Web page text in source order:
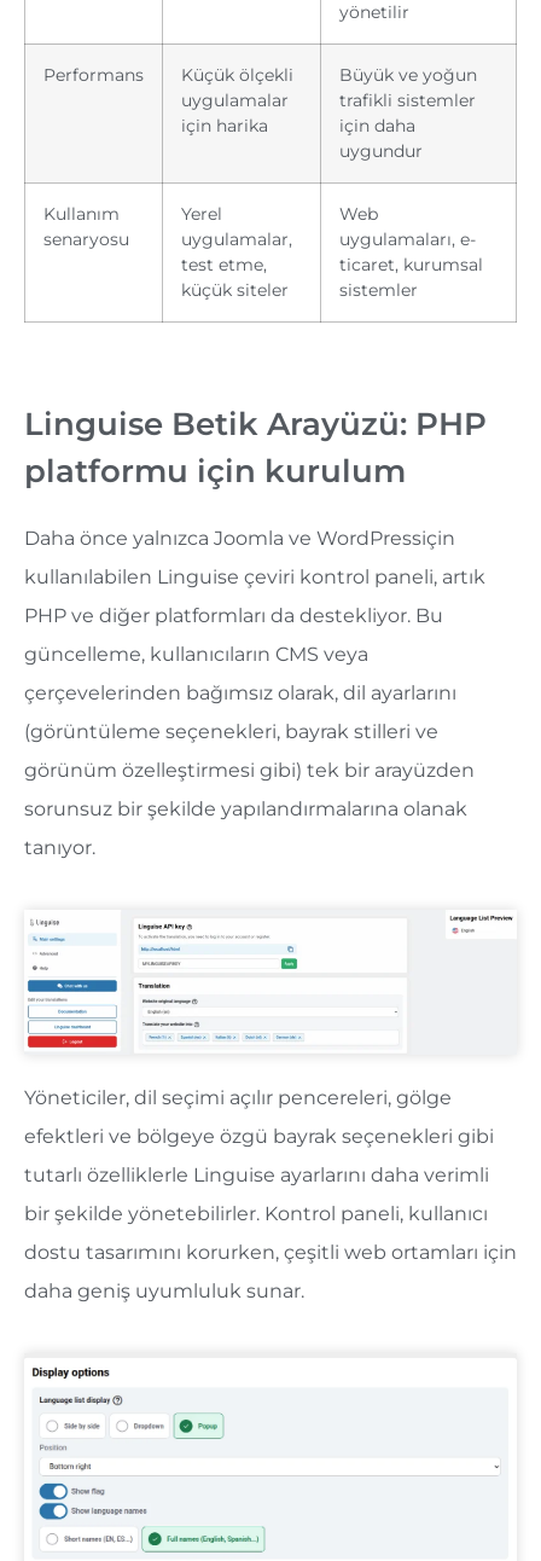
yönetilir
Performans
Küçük ölçekli
uygulamalar
için harika
Büyük ve yoğun
trafikli sistemler
için daha
uygundur
Kullanım
senaryosu
Yerel
uygulamalar,
test etme,
küçük siteler
Web
uygulamaları, e-
ticaret, kurumsal
sistemler
Linguise Betik Arayüzü: PHP
platformu için kurulum
Daha önce yalnızca Joomla ve WordPressiçin
kullanılabilen Linguise çeviri kontrol paneli, artık
PHP ve diğer platformları da destekliyor. Bu
güncelleme, kullanıcıların CMS veya
çerçevelerinden bağımsız olarak, dil ayarlarını
(görüntüleme seçenekleri, bayrak stilleri ve
görünüm özelleştirmesi gibi) tek bir arayüzden
sorunsuz bir şekilde yapılandırmalarına olanak
tanıyor.
Yöneticiler, dil seçimi açılır pencereleri, gölge
efektleri ve bölgeye özgü bayrak seçenekleri gibi
tutarlı özelliklerle Linguise ayarlarını daha verimli
bir şekilde yönetebilirler. Kontrol paneli, kullanıcı
dostu tasarımını korurken, çeşitli web ortamları için
daha geniş uyumluluk sunar.